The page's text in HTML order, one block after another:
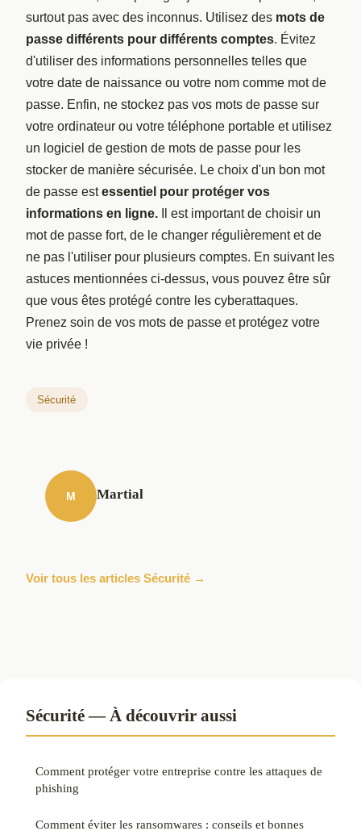
surtout pas avec des inconnus. Utilisez des mots de
passe différents pour différents comptes. Évitez
d'utiliser des informations personnelles telles que
votre date de naissance ou votre nom comme mot de
passe. Enfin, ne stockez pas vos mots de passe sur
votre ordinateur ou votre téléphone portable et utilisez
un logiciel de gestion de mots de passe pour les
stocker de manière sécurisée. Le choix d'un bon mot
de passe estessentiel pour protéger vos
informations en ligne. Il est important de choisir un
mot de passe fort, de le changer régulièrement et de
ne pas l'utiliser pour plusieurs comptes. En suivant les
astuces mentionnées ci-dessus, vous pouvez être sûr
que vous êtes protégé contre les cyberattaques.
Prenez soin de vos mots de passe et protégez votre
vie privée !
Sécurité
M Martial
Voir tous les articles Sécurité →
Sécurité — À découvrir aussi
Comment protéger votre entreprise contre les attaques de
phishing
Comment éviter les ransomwares : conseils et bonnes